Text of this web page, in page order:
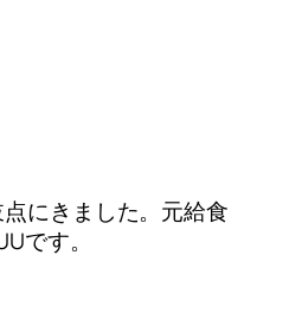
にきました。 元給食
です。